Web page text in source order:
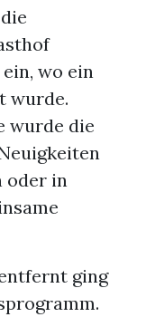
wo ein
wurde.
wurde die
oder in
ging